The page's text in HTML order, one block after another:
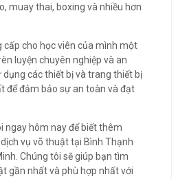
muay thai, boxing và nhiều hơn
cấp cho học viên của mình một
luyện chuyên nghiệp và an
các thiết bị và trang thiết bị
để đảm bảo sự an toàn và đạt
ngay hôm nay để biết thêm
vụ võ thuật tại Bình Thạnh
Chúng tôi sẽ giúp bạn tìm
gần nhất và phù hợp nhất với